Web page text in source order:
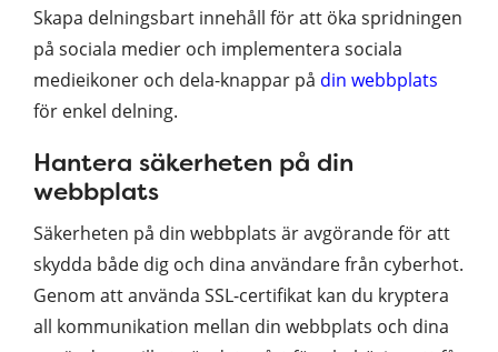
Skapa delningsbart innehåll för att öka spridningen
på sociala medier och implementera sociala
medieikoner och dela-knappar på din webbplats
för enkel delning.
Hantera säkerheten på din
webbplats
Säkerheten på din webbplats är avgörande för att
skydda både dig och dina användare från cyberhot.
Genom att använda SSL-certifikat kan du kryptera
all kommunikation mellan din webbplats och dina